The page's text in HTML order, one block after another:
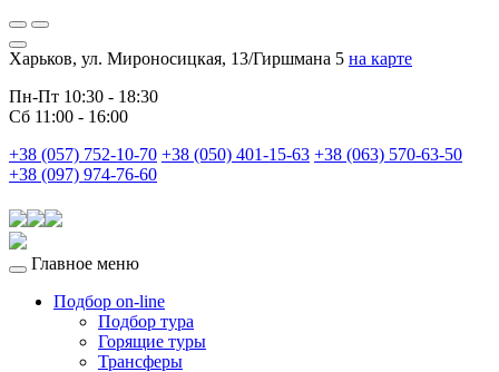
Харьков, ул. Мироносицкая, 13/Гиршмана 5 на карте
Пн-Пт 10:30 - 18:30
Сб 11:00 - 16:00
+38 (057) 752-10-70 +38 (050) 401-15-63 +38 (063) 570-63-50
+38 (097) 974-76-60
Главное меню
Подбор on-line
Подбор тура
Горящие туры
Трансферы